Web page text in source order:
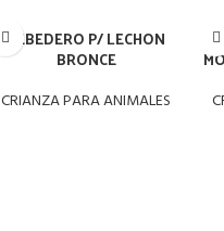
BEBEDERO P/ LECHON
BRONCE
CRIANZA PARA ANIMALES